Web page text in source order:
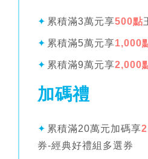
✦ 累積滿3萬元享500點
✦ 累積滿5萬元享1,000
✦ 累積滿9萬元享2,000
加碼禮
✦ 累積滿20萬元加碼享
券-經典好禮組多選券